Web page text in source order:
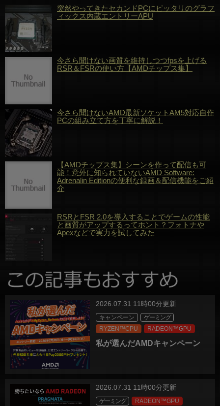
突然やってきたセカンドPCにピッタリのグラフ
ィックス内蔵エントリーAPU
今さら聞けない画質を維持しつつfpsを上げる
RSR＆FSRの使い方【AMDチップス集】
今さら聞けないAMD最新ソケットAM5対応自作
PCの組み立て方を丁寧に解説！
【AMDチップス集】シーンを作って配信も可
能！意外に知られていないAMD Software:
Adrenalin Editionの便利な録画＆配信機能をご紹
介
RSRとFSR 2.0を導入することでゲームの性能
と画質がアップするってホント？フォトナや
Apexなどで実力を試してみた
2026.07.31 11時00分更新
キャンペーン
ゲーミング
RYZEN™CPU
RADEON™GPU
私が選んだAMDキャンペーン
2026.07.31 11時00分更新
ゲーミング RADEON™GPU